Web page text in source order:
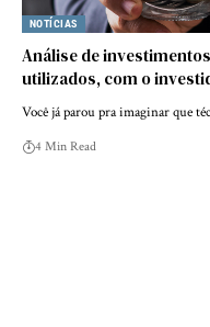
NOTÍCIAS
Análise de
utilizados, com o
Você já parou pra imaginar que
4 Min Read